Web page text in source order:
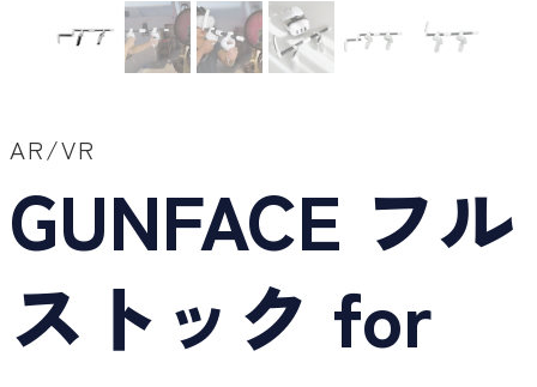
AR/VR
GUNFACE フル
ストック for